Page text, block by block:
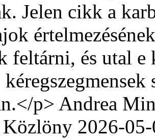
Jelen cikk a
feltárni, és utal e
p> Andrea
2026-